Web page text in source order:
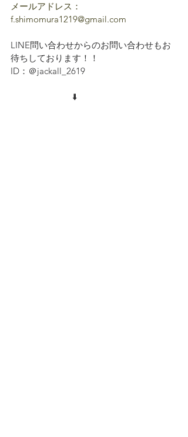
メールアドレス：
f.shimomura1219@gmail.com
LINE問い合わせからのお問い合わせもお
待ちしております！！
ID：＠jackall_2619
⬇️